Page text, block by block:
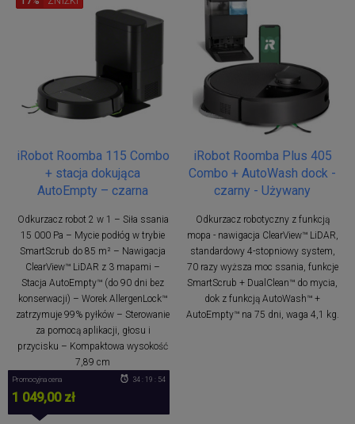
iRobot Roomba 115 Combo
+ stacja dokująca
AutoEmpty – czarna
Odkurzacz robot 2 w 1 – Siła ssania
15 000 Pa – Mycie podłóg w trybie
SmartScrub do 85 m² – Nawigacja
ClearView™ LiDAR z 3 mapami –
Stacja AutoEmpty™ (do 90 dni bez
konserwacji) – Worek AllergenLock™
zatrzymuje 99% pyłków – Sterowanie
za pomocą aplikacji, głosu i
przycisku – Kompaktowa wysokość
7,89 cm
Promocyjna cena
1 049,00 zł
34 : 19 : 53
iRobot Roomba Plus 405
Combo + AutoWash dock -
czarny - Używany
Odkurzacz robotyczny z funkcją
mopa - nawigacja ClearView™ LiDAR,
standardowy 4-stopniowy system,
70 razy wyższa moc ssania, funkcje
SmartScrub + DualClean™ do mycia,
dok z funkcją AutoWash™ +
AutoEmpty™ na 75 dni, waga 4,1 kg.